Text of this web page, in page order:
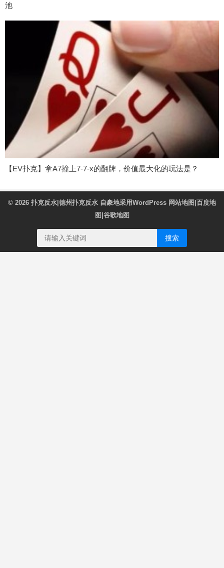
池
【EV扑克】拿A7撞上7-7-x的翻牌，价值最大化的玩法是？
© 2026 扑克反水|德州扑克反水 自豪地采用WordPress 网站地图 百度地
图 谷歌地图
搜索